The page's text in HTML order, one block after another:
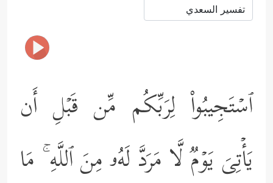
ٱسۡتَجِیبُواْ لِرَبِّكُم مِّن قَبۡلِ أَن
یَأۡتِیَ یَوۡمࣱ لَّا مَرَدَّ لَهُۥ مِنَ ٱللَّهِ ۚ مَا